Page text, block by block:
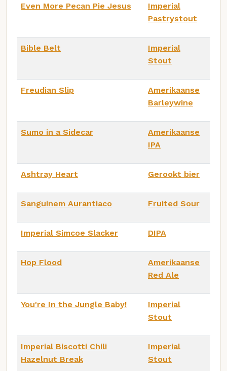
Even More Pecan Pie Jesus
Imperial
Pastrystout
Bible Belt
Imperial
Stout
Freudian Slip
Amerikaanse
Barleywine
Sumo in a Sidecar
Amerikaanse
IPA
Ashtray Heart Gerookt bier
Sanguinem Aurantiaco Fruited Sour
Imperial Simcoe Slacker DIPA
Hop Flood
Amerikaanse
Red Ale
You're In the Jungle Baby!
Imperial
Stout
Imperial Biscotti Chili
Hazelnut Break
Imperial
Stout